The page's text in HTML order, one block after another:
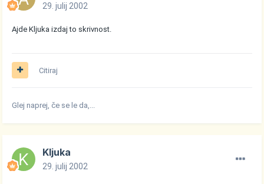
29. julij 2002
Ajde Kljuka izdaj to skrivnost.
Citiraj
Glej naprej, če se le da,...
Kljuka
29. julij 2002